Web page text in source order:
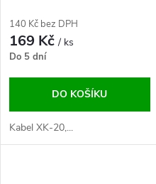
140 Kč bez DPH
169 Kč/ ks
Do 5 dní
DO KOŠÍKU
Kabel XK-20,...